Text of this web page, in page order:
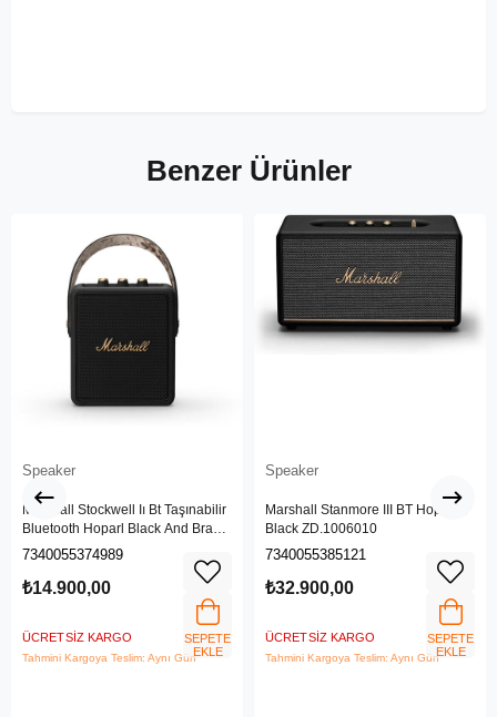
Benzer Ürünler
Speaker
Marshall Stockwell Iı Bt Taşınabilir
Bluetooth Hoparl Black And Brass
Zd.1005544
7340055374989
₺14.900,00
ÜCRETSIZ KARGO
Tahmini Kargoya Teslim: Aynı Gün
SEPETE
EKLE
Speaker
Marshall Stanmore III BT Hoparlör
Black ZD.1006010
7340055385121
₺32.900,00
ÜCRETSIZ KARGO
Tahmini Kargoya Teslim: Aynı Gün
SEPETE
EKLE